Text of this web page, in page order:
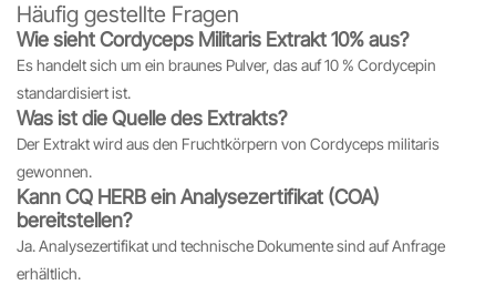
Häufig gestellte Fragen
Wie sieht Cordyceps Militaris Extrakt 10% aus?
Es handelt sich um ein braunes Pulver, das auf 10 % Cordycepin
standardisiert ist.
Was ist die Quelle des Extrakts?
Der Extrakt wird aus den Fruchtkörpern von Cordyceps militaris
gewonnen.
Kann CQ HERB ein Analysezertifikat (COA)
bereitstellen?
Ja. Analysezertifikat und technische Dokumente sind auf Anfrage
erhältlich.